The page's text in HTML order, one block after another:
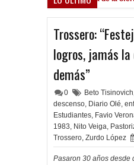
Trossero:
logros, jamás
demás”
0 Beto Tisinovich
descenso, Diario Olé,
Estudiantes, Favio
1983, Nito Veiga,
Trossero, Zurdo López
Pasaron 30 años desde